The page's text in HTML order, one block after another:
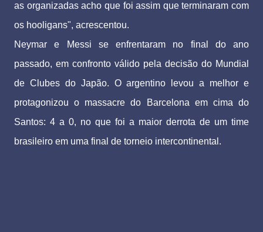
as organizadas acho que foi assim que terminaram com
os hooligans", acrescentou.
Neymar e Messi se enfrentaram no final do ano
passado, em confronto válido pela decisão do Mundial
de Clubes do Japão. O argentino levou a melhor e
protagonizou o massacre do Barcelona em cima do
Santos: 4 a 0, no que foi a maior derrota de um time
brasileiro em uma final de torneio intercontinental.